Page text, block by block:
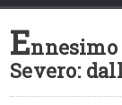
Ennesimo
Severo: